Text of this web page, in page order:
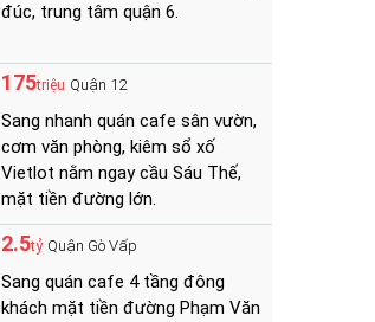
đúc, trung tâm quận 6.
175triệu Quận 12
Sang nhanh quán cafe sân vườn,
cơm văn phòng, kiêm sổ xố
Vietlot nằm ngay cầu Sáu Thế,
mặt tiền đường lớn.
2.5tỷ Quận Gò Vấp
Sang quán cafe 4 tầng đông
khách mặt tiền đường Phạm Văn